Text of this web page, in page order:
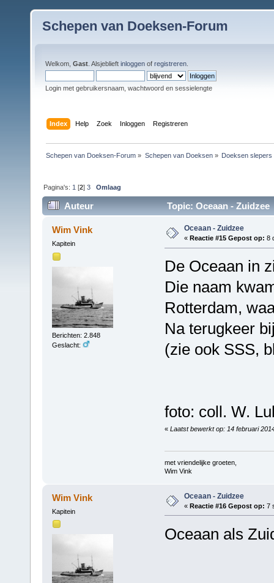
Schepen van Doeksen-Forum
Welkom, Gast . Alsjeblieft inloggen of registreren
Login met gebruikersnaam, wachtwoord en sessielengte
Index Help Zoek Inloggen Registreren
Schepen van Doeksen-Forum » Schepen van Doeksen» Doeksen slepers
Pagina's: 1 [2]3 Omlaag
Auteur Topic: Oceaan - Zuidzee
Wim Vink
Kapitein
Berichten: 2.848
Geslacht:
Oceaan - Zuidzee
« Reactie #15 Gepost op: 8
De Oceaan in
Die naam
Rotterdam,
Na terugkeer
(zie ook SSS,
foto: coll. W.
« Laatst bewerkt op: 14 februari
met vriendelijke groeten,
Wim Vink
Wim Vink
Kapitein
Oceaan - Zuidzee
« Reactie #16 Gepost op: 7
Oceaan als